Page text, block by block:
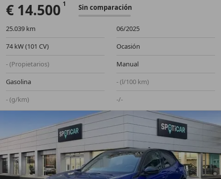
€ 14.500 Sin comparación
25.039 km
06/2025
74 kW (101 CV)
Ocasión
- (Propietarios)
Manual
Gasolina
- (l/100 km)
- (g/km)
-/-